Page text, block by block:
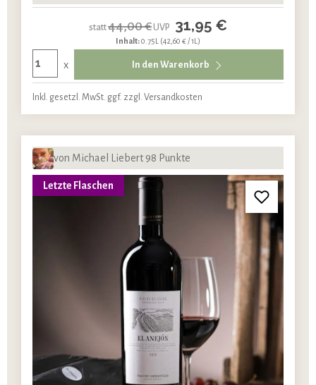
statt44,00 €UVP 31,95 €
Inhalt:0.75L (42,60 € / 1L)
x In den Warenkorb
Inkl. gesetzl. MwSt. ggf. zzgl. Versandkosten
von Michael Liebert 98 Punkte
Letzte Flaschen